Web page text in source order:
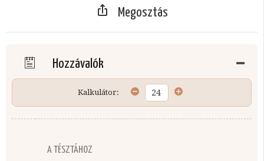
Megosztás
Hozzávalók
Kalkulátor:
A TÉSZTÁHOZ